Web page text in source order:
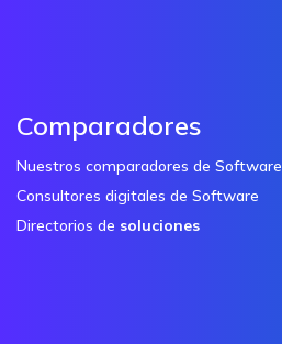
Comparadores
Nuestros comparadores de Software
Consultores digitales de Software
Directorios de soluciones